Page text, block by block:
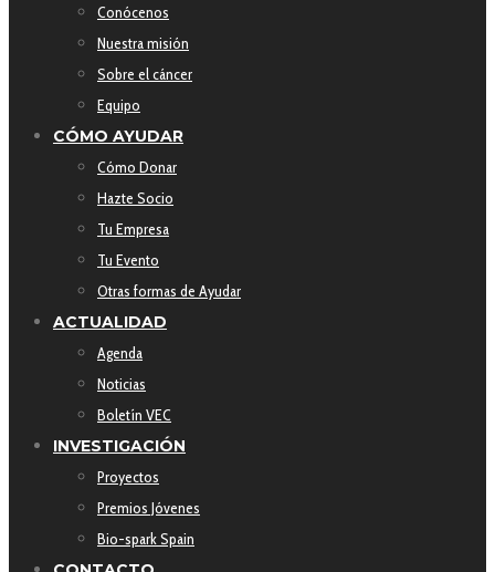
Conócenos
Nuestra misión
Sobre el cáncer
Equipo
CÓMO AYUDAR
Cómo Donar
Hazte Socio
Tu Empresa
Tu Evento
Otras formas de Ayudar
ACTUALIDAD
Agenda
Noticias
Boletín VEC
INVESTIGACIÓN
Proyectos
Premios Jóvenes
Bio-spark Spain